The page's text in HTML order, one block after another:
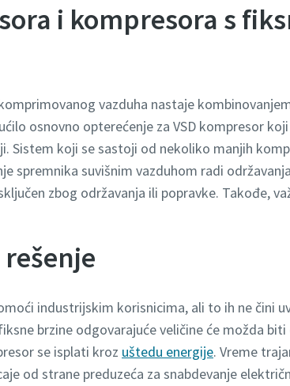
i kompresora s
vazduha nastaje
osnovno opterećenje za VSD kompresor
Sistem koji se sastoji od nekoliko manjih
spremnika suvišnim vazduhom radi
zbog održavanja ili popravke. Takođe,
industrijskim korisnicima, ali to ih ne čini
brzine odgovarajuće veličine će možda
se isplati kroz uštedu energije. Vreme
od strane preduzeća za snabdevanje